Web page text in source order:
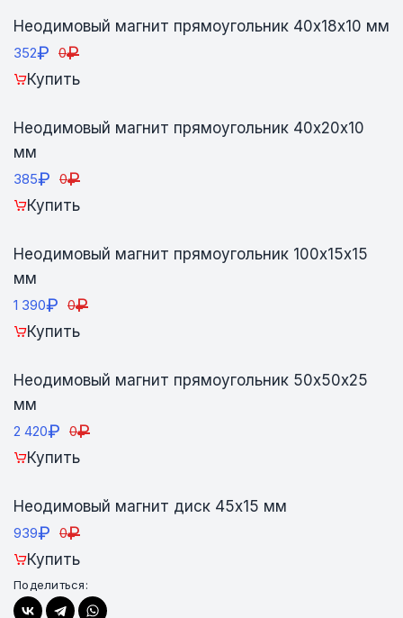
Неодимовый магнит прямоугольник 40х18х10 мм
352₽ 0₽
Купить
Неодимовый магнит прямоугольник 40х20х10
мм
385₽ 0₽
Купить
Неодимовый магнит прямоугольник 100х15х15
мм
1 390₽ 0₽
Купить
Неодимовый магнит прямоугольник 50х50х25
мм
2 420₽ 0₽
Купить
Неодимовый магнит диск 45х15 мм
939₽ 0₽
Купить
Поделиться: